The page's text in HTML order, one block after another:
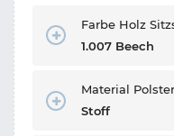
Farbe Holz
1.007 Beech
Material
Stoff